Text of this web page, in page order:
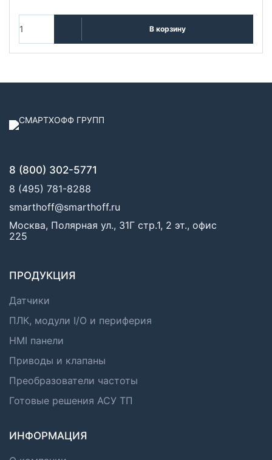
В корзину
8 (800) 302-5771
8 (495) 781-8288
smarthoff@smarthoff.ru
Москва, Полярная ул., 31Г стр.1, 2 эт., офис
225
ПРОДУКЦИЯ
Датчики
ПЛК, модули I/O и периферия
HMI панели
Приводы и клапаны
Преобразователи частоты
Готовые решения АСУ ТП
ИНФОРМАЦИЯ